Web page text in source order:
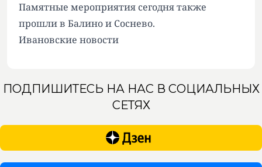
Памятные мероприятия сегодня также
прошлив Балино и Соснево.
Ивановские новости
ПОДПИШИТЕСЬ НА НАС В СОЦИАЛЬНЫХ
СЕТЯХ